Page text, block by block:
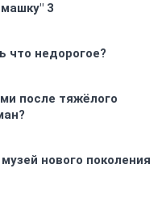
3
что недорогое?
после тяжёлого
нового поколения